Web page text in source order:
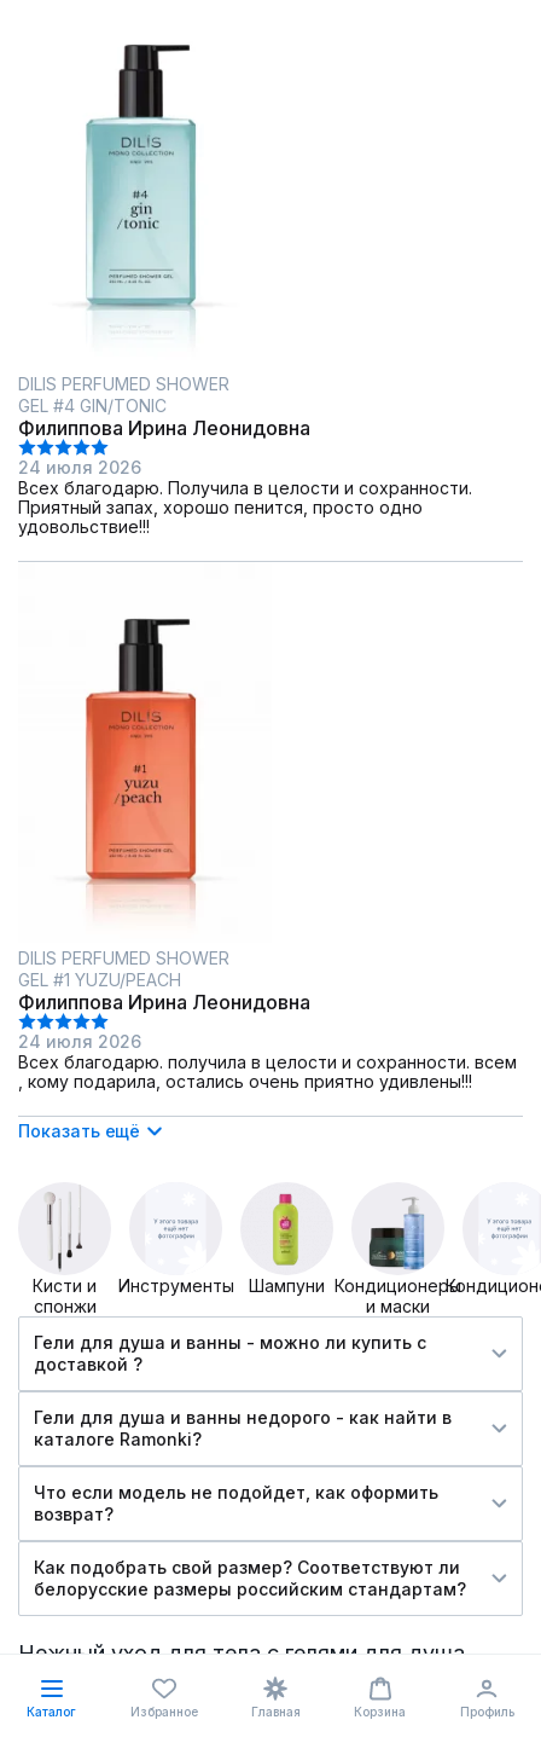
DILIS PERFUMED SHOWER
GEL #4 GIN/TONIC
Филиппова Ирина Леонидовна
24 июля 2026
Всех благодарю. Получила в целости и сохранности.
Приятный запах, хорошо пенится, просто одно
удовольствие!!!
DILIS PERFUMED SHOWER
GEL #1 YUZU/PEACH
Филиппова Ирина Леонидовна
24 июля 2026
Всех благодарю. получила в целости и сохранности. всем
, кому подарила, остались очень приятно удивлены!!!
Показать ещё
Кисти и
спонжи
Инструменты Шампуни Кондиционеры
и маски
Гели для душа и ванны - можно ли купить c
доставкой ?
Гели для душа и ванны недорого - как найти в
каталоге Ramonki?
Что если модель не подойдет, как оформить
возврат?
Как подобрать свой размер? Соответствуют ли
белорусские размеры российским стандартам?
Нежный уход для тела с гелями для душа
Сделать ежедневный уход за телом приятным ритуалом
помогут качественные гели для душа и ванны. В
интернет-магазине Ramonki представлены средства,
Каталог Избранное Главная Корзина Профиль